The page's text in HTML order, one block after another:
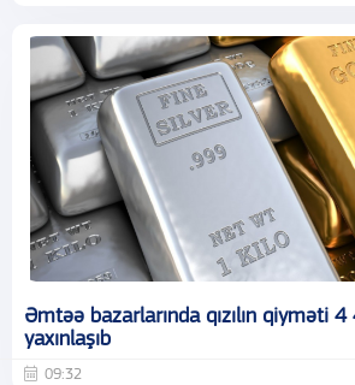
Əmtəə bazarlarında qızılın qiyməti
yaxınlaşıb
09:32